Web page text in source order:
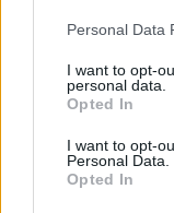
Please note that
not limited to your
grant or deny
use your data for
consent section.
Personal Data
I want to opt-
personal data.
Opted In
I want to opt-
Personal Data.
Opted In
24 óra